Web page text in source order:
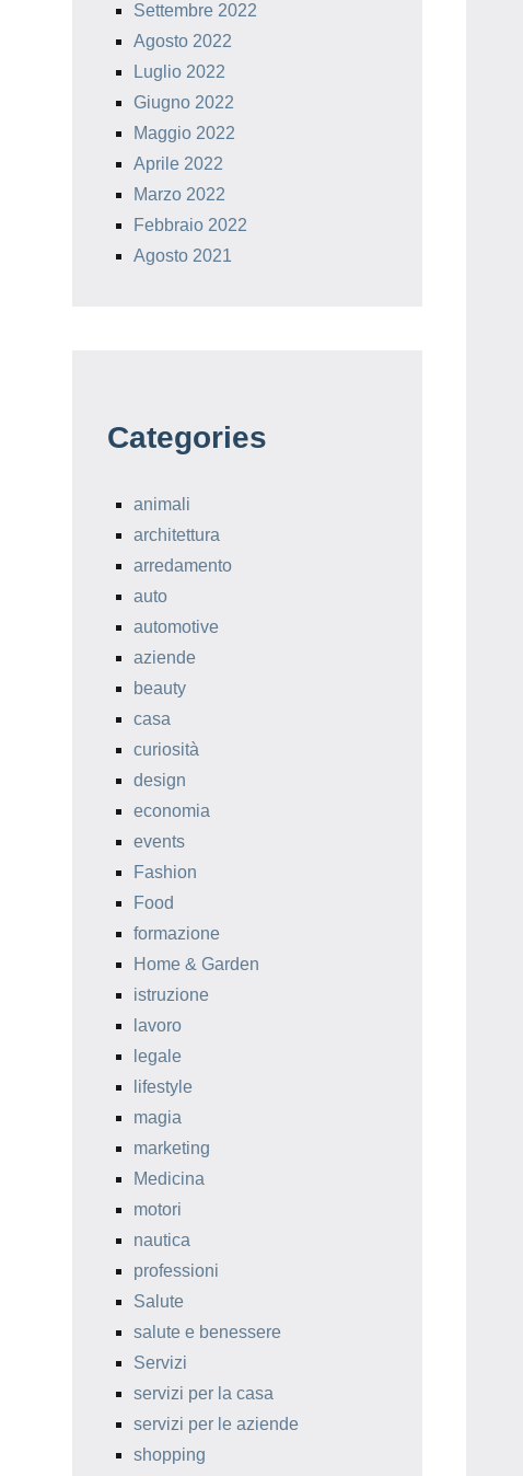
Settembre 2022
Agosto 2022
Luglio 2022
Giugno 2022
Maggio 2022
Aprile 2022
Marzo 2022
Febbraio 2022
Agosto 2021
Categories
animali
architettura
arredamento
auto
automotive
aziende
beauty
casa
curiosità
design
economia
events
Fashion
Food
formazione
Home & Garden
istruzione
lavoro
legale
lifestyle
magia
marketing
Medicina
motori
nautica
professioni
Salute
salute e benessere
Servizi
servizi per la casa
servizi per le aziende
shopping